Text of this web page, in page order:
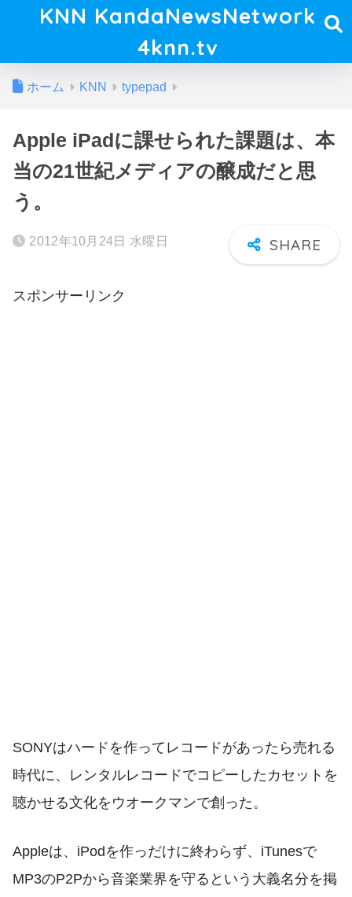
KNN KandaNewsNetwork
4knn.tv
ホーム KNN typepad
Apple iPadに課せられた課題は、本
当の21世紀メディアの醸成だと思
う。
2012年10月24日 水曜日
スポンサーリンク
SONYはハードを作ってレコードがあったら売れる
時代に、レンタルレコードでコピーしたカセットを
聴かせる文化をウオークマンで創った。
Appleは、iPodを作っだけに終わらず、iTunesで
MP3のP2Pから音楽業界を守るという大義名分を掲